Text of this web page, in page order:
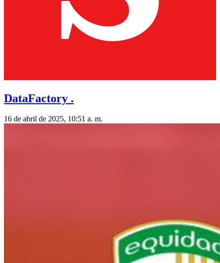
DataFactory .
16 de abril de 2025, 10:51 a. m.